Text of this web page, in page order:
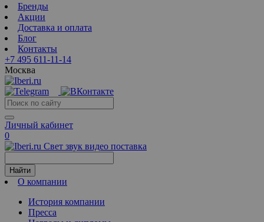
Бренды
Акции
Доставка и оплата
Блог
Контакты
+7 495 611-11-14
Москва
Личный кабинет
0
Свет звук видео поставка
Найти
О компании
История компании
Пресса